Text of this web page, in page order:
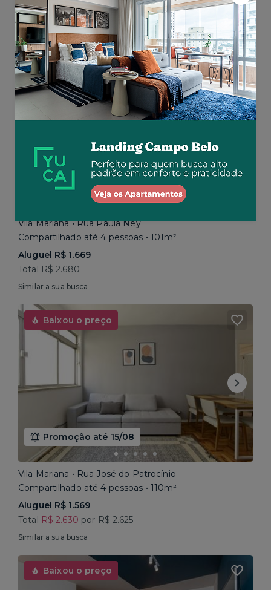
Aluguel R$ 1.777
Total R$ 2.843
Similar a sua busca
Em breve
Vila Mariana • Rua Paula Ney
Compartilhado até 4 pessoas • 101m²
Aluguel R$ 1.669
Total R$ 2.680
Similar a sua busca
Baixou o preço
Promoção até 15/08
Vila Mariana • Rua José do Patrocínio
Compartilhado até 4 pessoas • 110m²
Aluguel R$ 1.569
Total R$ 2.630por R$ 2.625
Similar a sua busca
Baixou o preço